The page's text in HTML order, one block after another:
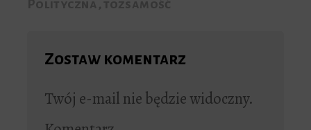
Zostaw komentarz
Twój e-mail nie będzie widoczny.